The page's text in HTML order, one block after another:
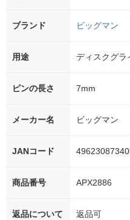
ブランド ビッグマン
用途 ディスクグラ
ピンの長さ 7mm
メーカー名 ビッグマン
JANコード
商品番号 APX2886
返品について
返品可